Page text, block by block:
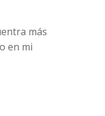
más
en mi